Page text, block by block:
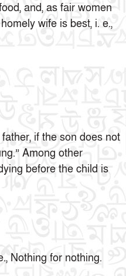
and, as fair women
wife is best, i. e.,
if the son does not
Among other
before the child is
Nothing for nothing.